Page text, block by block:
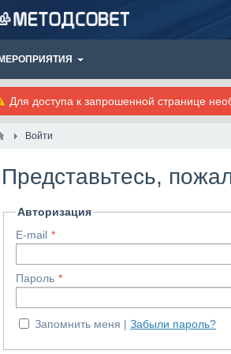
МЕРОПРИЯТИЯ
Для доступа к запрошенной странице
Войти
Представьтесь,
Авторизация
E-mail
Пароль
Запомнить меня Забыли пароль?